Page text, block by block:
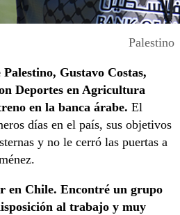
Palestino
Gustavo Costas,
Deportes en Agricultura
en la banca árabe. El
días en el país, sus objetivos
y no le cerró las puertas a
en Chile. Encontré un grupo
al trabajo y muy